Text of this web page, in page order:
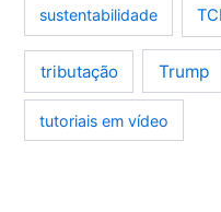
sustentabilidade
tributação Trump
tutoriais em vídeo